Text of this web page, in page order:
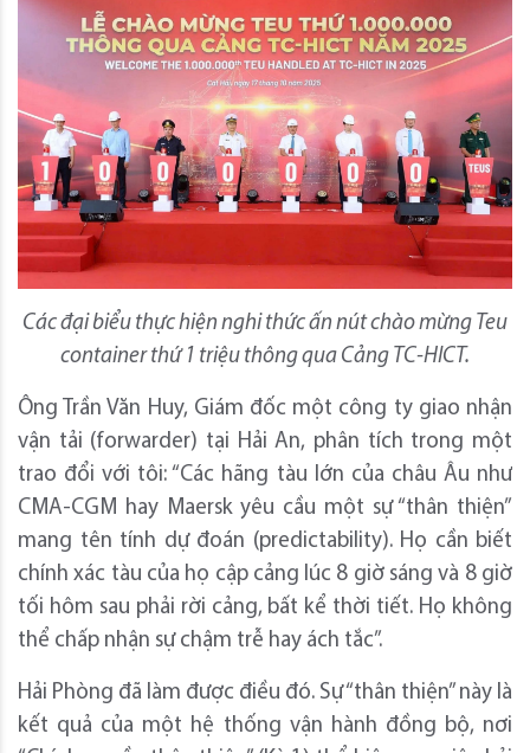
Các đại biểu thực hiện nghi thức ấn nút chào mừng Teu
container thứ 1 triệu thông qua Cảng TC-HICT.
Ông Trần Văn Huy, Giám đốc một công ty giao nhận
vận tải (forwarder) tại Hải An, phân tích trong một
trao đổi với tôi: “Các hãng tàu lớn của châu Âu như
CMA-CGM hay Maersk yêu cầu một sự “thân thiện”
mang tên tính dự đoán (predictability). Họ cần biết
chính xác tàu của họ cập cảng lúc 8 giờ sáng và 8 giờ
tối hôm sau phải rời cảng, bất kể thời tiết. Họ không
thể chấp nhận sự chậm trễ hay ách tắc”.
Hải Phòng đã làm được điều đó. Sự “thân thiện” này là
kết quả của một hệ thống vận hành đồng bộ, nơi